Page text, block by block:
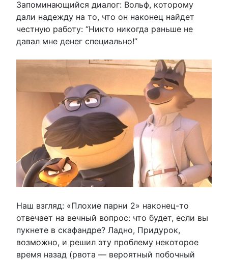
Запоминающийся диалог: Вольф, которому
дали надежду на то, что он наконец найдет
честную работу: “Никто никогда раньше не
давал мне денег специально!”
Наш взгляд: «Плохие парни 2» наконец-то
отвечает на вечный вопрос: что будет, если вы
пукнете в скафандре? Ладно, Придурок,
возможно, и решил эту проблему некоторое
время назад (рвота — вероятный побочный